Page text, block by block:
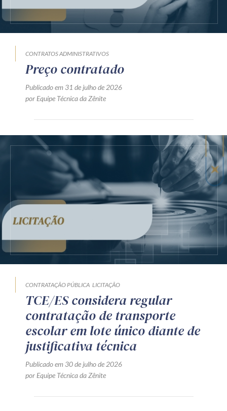
CONTRATOS ADMINISTRATIVOS
Preço contratado
Publicado em 31 de julho de 2026
por Equipe Técnica da Zênite
CONTRATAÇÃO PÚBLICA LICITAÇÃO
TCE/ES considera regular
contratação de transporte
escolar em lote único diante de
justificativa técnica
Publicado em 30 de julho de 2026
por Equipe Técnica da Zênite